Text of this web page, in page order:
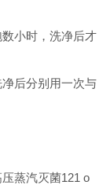
小时，洗净后才
后分别用一次与
蒸汽灭菌121 o